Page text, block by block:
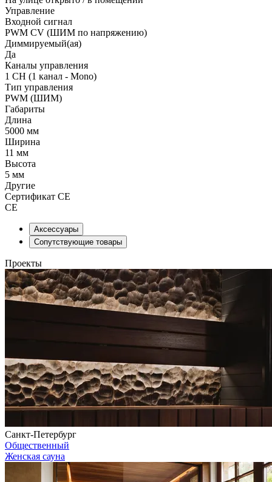
Управление
Входной сигнал
PWM СV (ШИМ по напряжению)
Диммируемый(ая)
Да
Каналы управления
1 CH (1 канал - Mono)
Тип управления
PWM (ШИМ)
Габариты
Длина
5000 мм
Ширина
11 мм
Высота
5 мм
Другие
Сертификат CE
CE
Аксессуары
Сопутствующие товары
Проекты
Санкт-Петербург
Общественный
Женская сауна